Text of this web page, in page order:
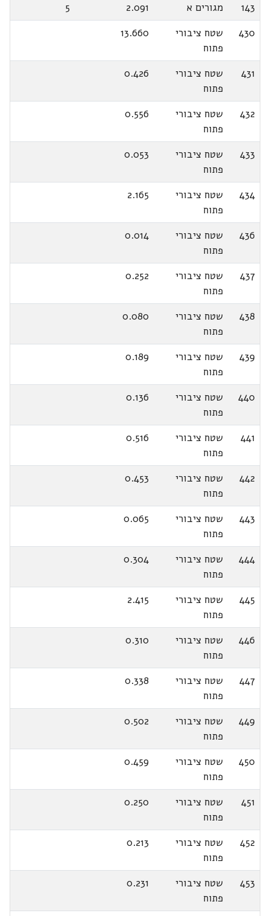
143
מגורים א 2.091
5
430
שטח ציבורי
פתוח
13.660
431
שטח ציבורי
פתוח
0.426
432
שטח ציבורי
פתוח
0.556
433
שטח ציבורי
פתוח
0.053
434
שטח ציבורי
פתוח
2.165
436
שטח ציבורי
פתוח
0.014
437
שטח ציבורי
פתוח
0.252
438
שטח ציבורי
פתוח
0.080
439
שטח ציבורי
פתוח
0.189
440
שטח ציבורי
פתוח
0.136
441
שטח ציבורי
פתוח
0.516
442
שטח ציבורי
פתוח
0.453
443
שטח ציבורי
פתוח
0.065
444
שטח ציבורי
פתוח
0.304
445
שטח ציבורי
פתוח
2.415
446
שטח ציבורי
פתוח
0.310
447
שטח ציבורי
פתוח
0.338
449
שטח ציבורי
פתוח
0.502
450
שטח ציבורי
פתוח
0.459
451
שטח ציבורי
פתוח
0.250
452
שטח ציבורי
פתוח
0.213
453
שטח ציבורי
פתוח
0.231